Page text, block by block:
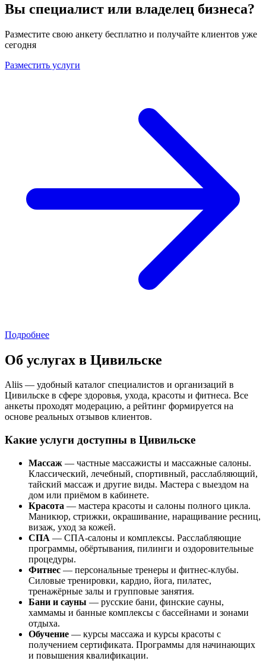
Вы специалист или владелец бизнеса?
Разместите свою анкету бесплатно и получайте клиентов уже
сегодня
Разместить услуги
Подробнее
Об услугах в Цивильске
Aliis — удобный каталог специалистов и организаций в
Цивильске в сфере здоровья, ухода, красоты и фитнеса. Все
анкеты проходят модерацию, а рейтинг формируется на
основе реальных отзывов клиентов.
Какие услуги доступны в Цивильске
Массаж — частные массажисты и массажные салоны.
Классический, лечебный, спортивный, расслабляющий,
тайский массаж и другие виды. Мастера с выездом на
дом или приёмом в кабинете.
Красота — мастера красоты и салоны полного цикла.
Маникюр, стрижки, окрашивание, наращивание ресниц,
визаж, уход за кожей.
СПА — СПА-салоны и комплексы. Расслабляющие
программы, обёртывания, пилинги и оздоровительные
процедуры.
Фитнес — персональные тренеры и фитнес-клубы.
Силовые тренировки, кардио, йога, пилатес,
тренажёрные залы и групповые занятия.
Бани и сауны — русские бани, финские сауны,
хаммамы и банные комплексы с бассейнами и зонами
отдыха.
Обучение — курсы массажа и курсы красоты с
получением сертификата. Программы для начинающих
и повышения квалификации.